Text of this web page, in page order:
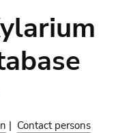
| Contact persons